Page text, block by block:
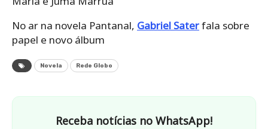
No ar na novela Pantanal, Gabriel Saterfala sobre
papel e novo álbum
Novela Rede Globo
Receba notícias no WhatsApp!